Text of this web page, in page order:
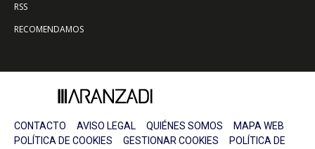
RSS
RECOMENDAMOS
CONTACTO AVISO LEGAL QUIÉNES SOMOS
MAPA WEB
POLÍTICA DE COOKIES
GESTIONAR COOKIES POLÍTICA DE